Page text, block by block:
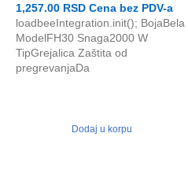
1,257.00 RSD Cena bez PDV-a
loadbeeIntegration.init(); BojaBela
ModelFH30 Snaga2000 W
TipGrejalica Zaštita od
pregrevanjaDa
Dodaj u korpu